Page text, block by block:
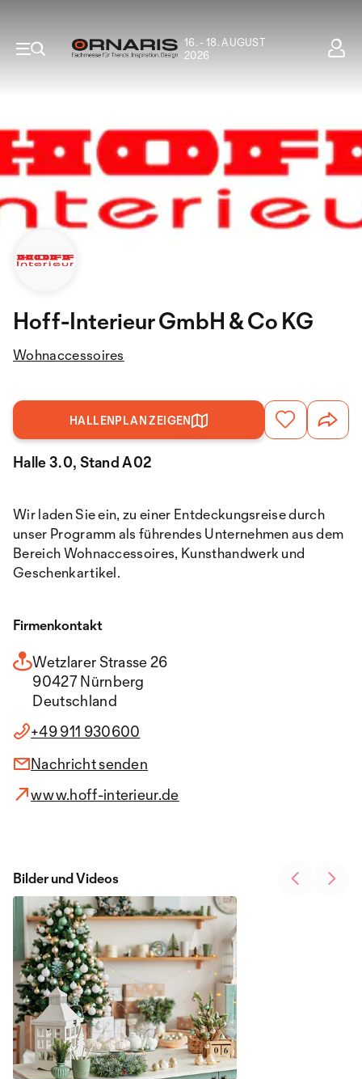
16. - 18. AUGUST
2026
Hoff-Interieur GmbH & Co KG
Wohnaccessoires
HALLENPLAN ZEIGEN
Halle 3.0, Stand A02
Wir laden Sie ein, zu einer Entdeckungsreise durch
unser Programm als führendes Unternehmen aus dem
Bereich Wohnaccessoires, Kunsthandwerk und
Geschenkartikel.
Firmenkontakt
Wetzlarer Strasse 26
90427 Nürnberg
Deutschland
+49 911 930600
Nachricht senden
www.hoff-interieur.de
Bilder und Videos